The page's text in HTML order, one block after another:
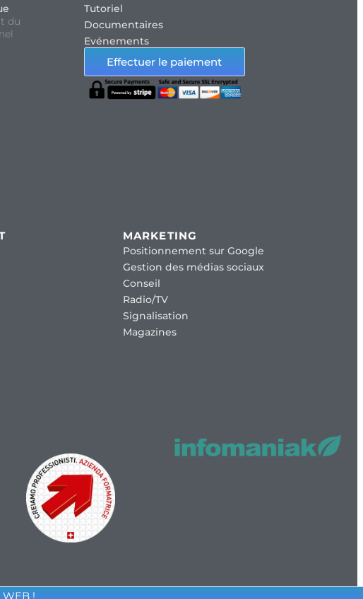
du
Tutoriel
Documentaires
Evénements
Effectuer le paiement
MARKETING
Positionnement sur Google
Gestion des médias sociaux
Conseil
Radio/TV
Signalisation
Magazines
WEB !